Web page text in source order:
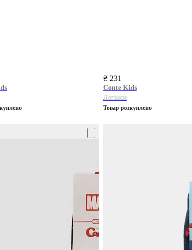
₴ 231
Conte Kids
Легінси
Товар розкуплено